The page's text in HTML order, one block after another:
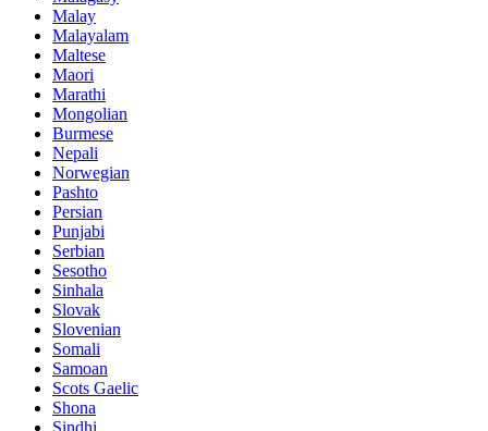
Malay
Malayalam
Maltese
Maori
Marathi
Mongolian
Burmese
Nepali
Norwegian
Pashto
Persian
Punjabi
Serbian
Sesotho
Sinhala
Slovak
Slovenian
Somali
Samoan
Scots Gaelic
Shona